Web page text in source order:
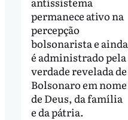
permanece ativo na
percepção
bolsonarista e ainda
é administrado pela
verdade revelada de
Bolsonaro em nome
de Deus, da família
e da pátria.